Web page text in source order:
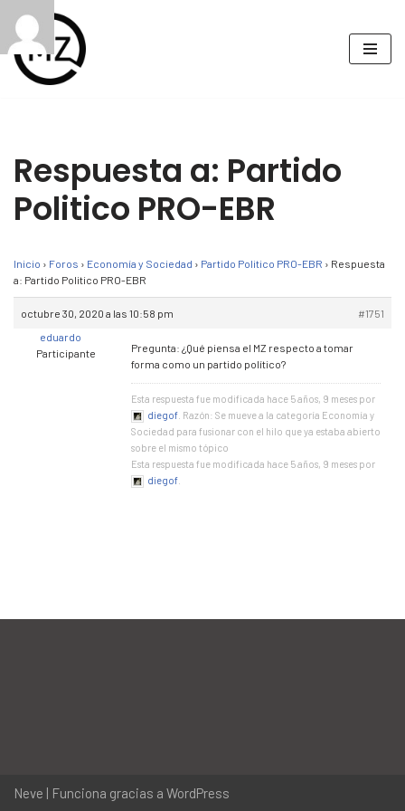
Saltar
al
Respuesta a: Partido
Politico PRO-EBR
Inicio › Foros › Economía y Sociedad › Partido Politico PRO-EBR › Respuesta
a: Partido Politico PRO-EBR
octubre 30, 2020 a las 10:58 pm
#1751
eduardo
Participante
Pregunta: ¿Qué piensa el MZ respecto a tomar
forma como un partido político?
Esta respuesta fue modificada hace 5 años, 9 meses por
diegof . Razón: Se mueve a la categoría Economía y
Sociedad para fusionar con el hilo que ya estaba abierto
sobre el mismo tópico
Esta respuesta fue modificada hace 5 años, 9 meses por
diegof
Neve | Funciona gracias a WordPress